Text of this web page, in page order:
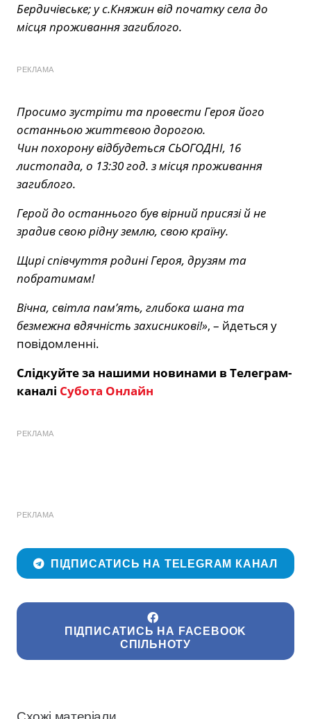
Бердичівське; у с.Княжин від початку села до
місця проживання загиблого.
РЕКЛАМА
Просимо зустріти та провести Героя його
останньою життєвою дорогою.
Чин похорону відбудеться СЬОГОДНІ, 16
листопада, о 13:30 год. з місця проживання
загиблого.
Герой до останнього був вірний присязі й не
зрадив свою рідну землю, свою країну.
Щирі співчуття родині Героя, друзям та
побратимам!
Вічна, світла пам’ять, глибока шана та
безмежна вдячність захисникові!», – йдеться у
повідомленні.
Слідкуйте за нашими новинами в Телеграм-
каналі Субота Онлайн
РЕКЛАМА
РЕКЛАМА
ПІДПИСАТИСЬ НА TELEGRAM КАНАЛ
ПІДПИСАТИСЬ НА FACEBOOK
СПІЛЬНОТУ